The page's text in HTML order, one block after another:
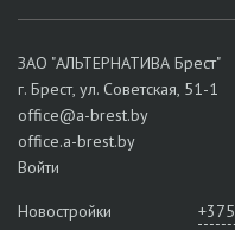
ЗАО "АЛЬТЕРНАТИВА Брест"
г. Брест, ул. Советская, 51-1
office@a-brest.by
office.a-brest.by
Войти
Новостройки